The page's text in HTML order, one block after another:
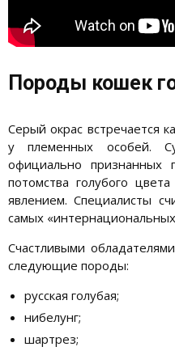
Породы кошек
Серый окрас встречается
у племенных особей.
официально признанных
потомства голубого
явлением. Специалисты
самых
Счастливыми
следующие породы:
русская голубая;
нибелунг;
шартрез;